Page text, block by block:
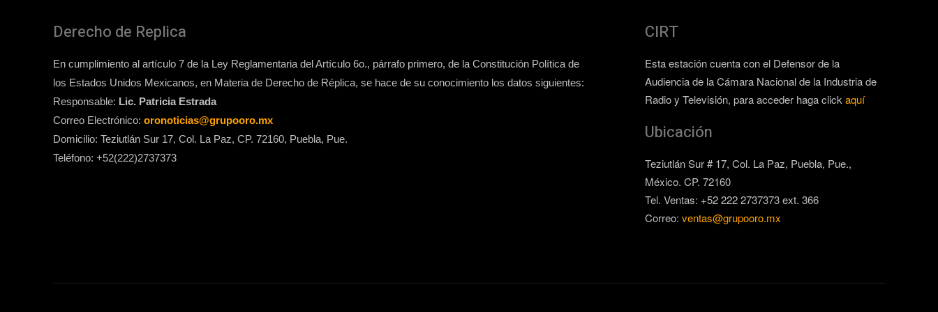
Derecho de Replica
En cumplimiento al artículo 7 de la Ley Reglamentaria del Artículo 6o., párrafo primero, de la Constitución Política de
los Estados Unidos Mexicanos, en Materia de Derecho de Réplica, se hace de su conocimiento los datos siguientes:
Responsable: Lic. Patricia Estrada
Correo Electrónico: oronoticias@grupooro.mx
Domicilio: Teziutlán Sur 17, Col. La Paz, CP. 72160, Puebla, Pue.
Teléfono: +52(222)2737373
CIRT
Esta estación cuenta con el Defensor de la
Audiencia de la Cámara Nacional de la Industria de
Radio y Televisión, para acceder haga clickaquí
Ubicación
Teziutlán Sur # 17, Col. La Paz, Puebla, Pue.,
México. CP. 72160
Tel. Ventas: +52 222 2737373 ext. 366
Correo: ventas@grupooro.mx